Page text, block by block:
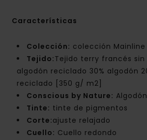
Características
Colección: colección Mainline
Tejido:Tejido terry francés sin
algodón reciclado 30% algodón
reciclado [350 g/ m2]
Conscious by Nature:
Tinte: tinte de pigmentos
Corte:ajuste relajado
Cuello: Cuello redondo